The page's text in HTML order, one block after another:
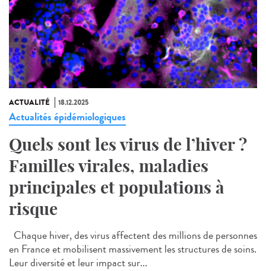
ACTUALITÉ 18.12.2025
Actualités épidémiologiques
Quels sont les virus de l’hiver ?
Familles virales, maladies
principales et populations à
risque
Chaque hiver, des virus affectent des millions de personnes
en France et mobilisent massivement les structures de soins.
Leur diversité et leur impact sur...